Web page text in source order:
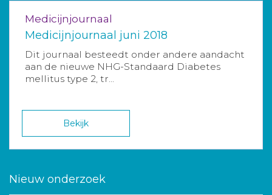
Medicijnjournaal
Medicijnjournaal juni 2018
Dit journaal besteedt onder andere aandacht
aan de nieuwe NHG-Standaard Diabetes
mellitus type 2, tr...
Bekijk
Nieuw onderzoek